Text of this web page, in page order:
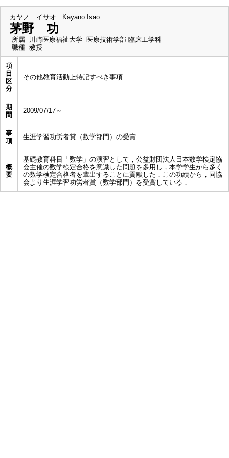
カヤノ イサオ Kayano Isao
茅野 功
所属
川崎医療福祉大学 医療技術学部 臨床工学科
職種 教授
項
目
区
分
その他教育活動上特記すべき事項
期
間
2009/07/17～
事
項
生涯学習功労者賞（数学部門）の受賞
概
要
基礎教育科目「数学」の演習として，公益財団法人日本数学検定協
会主催の数学検定合格を意識した問題を多用し，本学学生から多く
の数学検定合格者を輩出することに貢献した．この功績から，同協
会より生涯学習功労者賞（数学部門）を受賞している．